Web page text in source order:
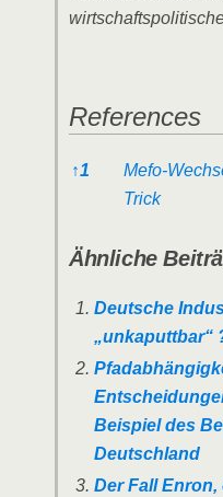
References
References
↑1
Mefo-
Trick
Ähnliche
Deutsche
„unkaputtbar“
Beispiel des
Deutschland
Der Fall